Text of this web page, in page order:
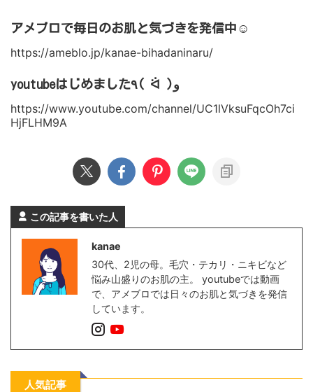
アメブロで毎日のお肌と気づきを発信中☺︎
https://ameblo.jp/kanae-bihadaninaru/
youtubeはじめました٩( ᐛ )و
https://www.youtube.com/channel/UC1lVksuFqcOh7ci
HjFLHM9A
この記事を書いた人
kanae
30代、2児の母。毛穴・テカリ・ニキビなど
悩み山盛りのお肌の主。 youtubeでは動画
で、アメブロでは日々のお肌と気づきを発信
しています。
人気記事